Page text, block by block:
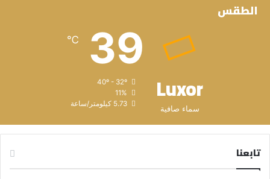
الطقس
Luxor
سماء صافية
39
℃
11%
5.73 كيلومتر/ساعة
تابعنا